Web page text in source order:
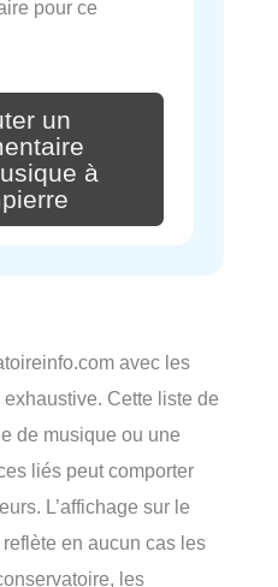
pour ce
un
à
avec les
Cette liste de
de musique ou une
liés peut comporter
L’affichage sur le
en aucun cas les
les